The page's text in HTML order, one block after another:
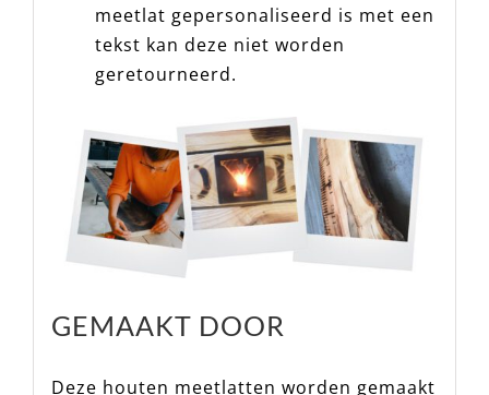
meetlat gepersonaliseerd is met een
tekst kan deze niet worden
geretourneerd.
GEMAAKT DOOR
Deze houten meetlatten worden gemaakt